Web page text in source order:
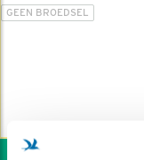
GEEN BROEDSEL